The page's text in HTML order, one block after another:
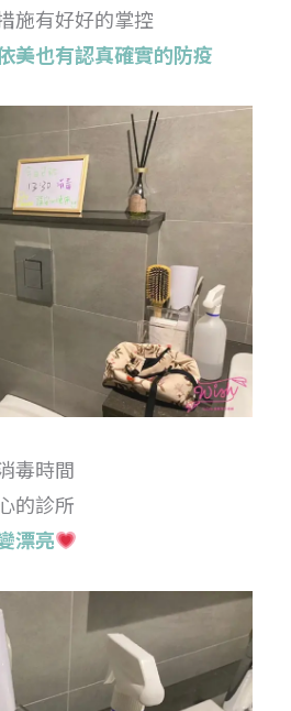
施有好好的掌控
美也有認真確實的防疫
毒時間
的診所
漂亮